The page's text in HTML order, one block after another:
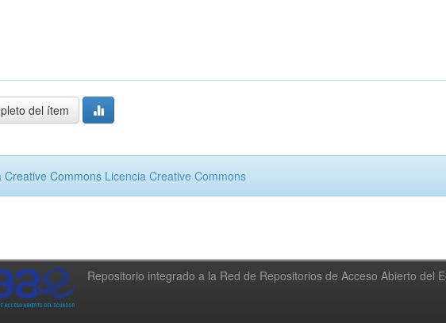
del ítem
Creative Commons Licencia Creative Commons
Repositorio integrado a la Red de Repositorios de Acceso Abierto del